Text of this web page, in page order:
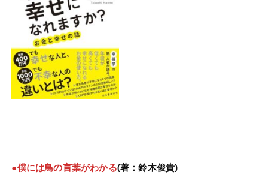
●僕には鳥の言葉がわかる(著：鈴木俊貴)